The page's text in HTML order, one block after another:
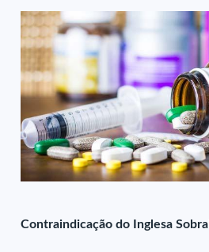
Contraindicação do Inglesa Sobral